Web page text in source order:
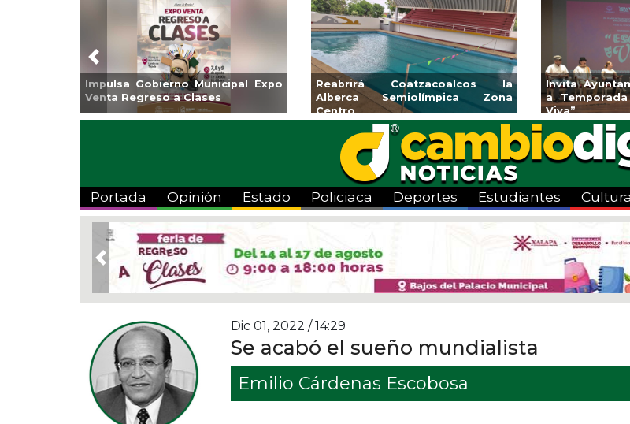
Impulsa Gobierno Municipal Expo
Venta Regreso a Clases
Reabrirá Coatzacoalcos la
Alberca Semiolímpica Zona
Centro
Invita
a
Viva”
Previous
Portada Opinión Estado Policiaca Deportes Estudiantes Cultura
Previous
Dic 01, 2022 / 14:29
Se acabó el sueño mundialista
Emilio Cárdenas Escobosa